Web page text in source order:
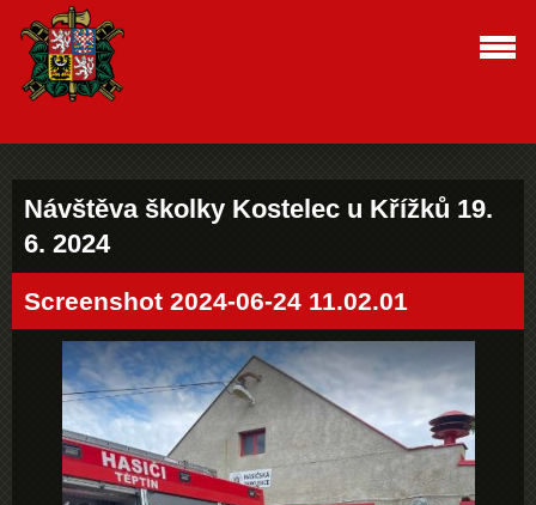
Návštěva školky Kostelec u Křížků 19.
6. 2024
Screenshot 2024-06-24 11.02.01